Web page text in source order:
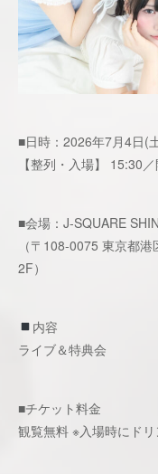
■日時：2026年7月4日(土
【整列・入場】 15:30
■会場：J‐SQUARE
（〒108-0075 東京都
2F）
内容
ライブ＆特典会
■チケット料金
観覧無料 ※入場時にド